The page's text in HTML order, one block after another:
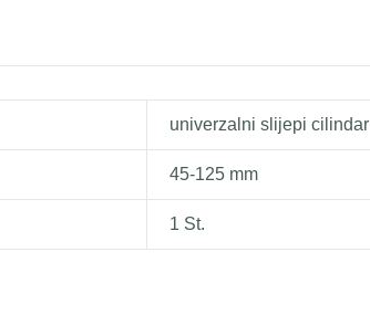
univerzalni slijepi cilindar
45-125 mm
1 St.